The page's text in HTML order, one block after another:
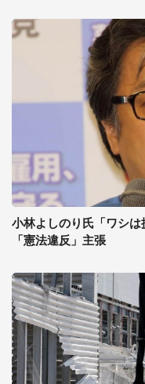
小林よしのり氏「ワシ
「憲法違反」主張